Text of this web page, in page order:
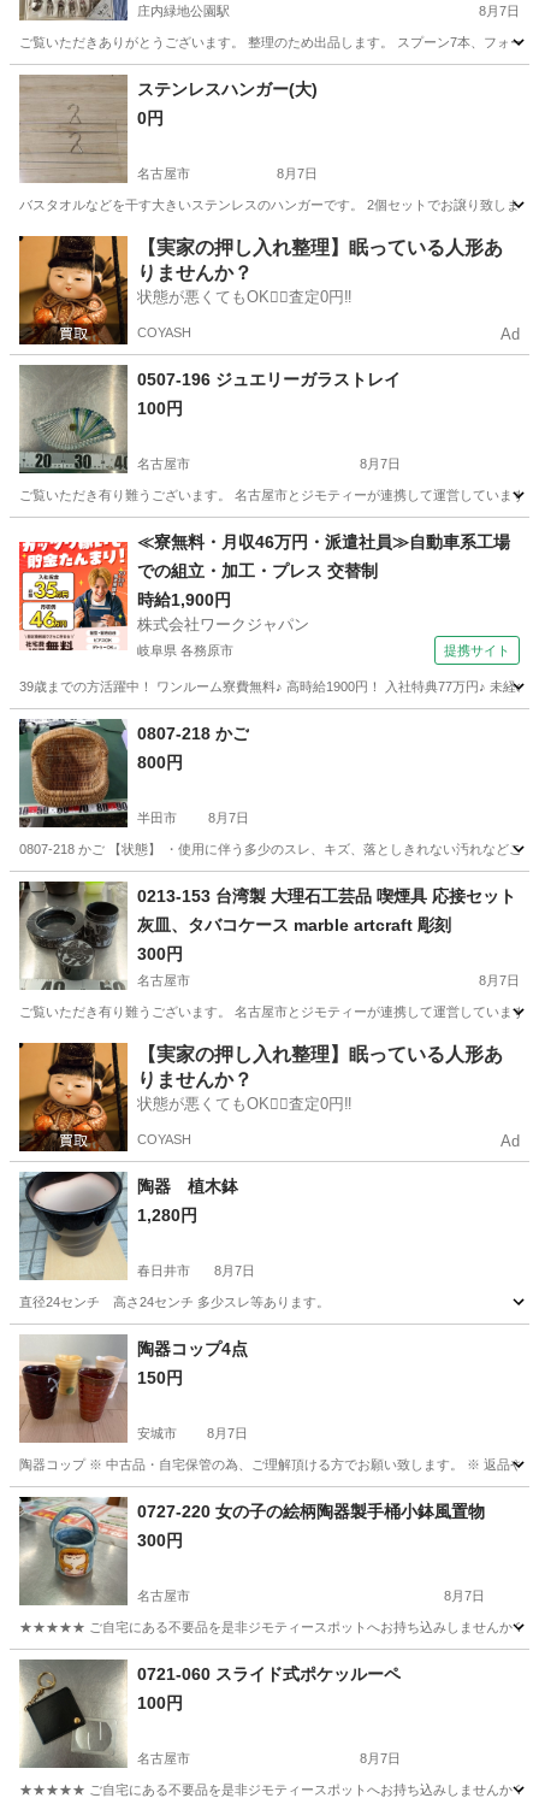
庄内緑地公園駅 8月7日
ご覧いただきありがとうございます。 整理のため出品します。 スプーン7本、フォー
愛知 名古屋市 食器
ステンレスハンガー(大)
0円
名古屋市 8月7日
バスタオルなどを干す大きいステンレスのハンガーです。 2個セットでお譲り致しま
愛知 名古屋市 洗濯用品
【実家の押し入れ整理】眠っている人形あ
りませんか？
状態が悪くてもOK🙆‍♀️査定0円‼️
COYASH Ad
0507-196 ジュエリーガラストレイ
100円
名古屋市 8月7日
ご覧いただき有り難うございます。 名古屋市とジモティーが連携して運営してい
食器 リユース
≪寮無料・月収46万円・派遣社員≫自動車系工場
での組立・加工・プレス 交替制
時給1,900円
株式会社ワークジャパン
岐阜県 各務原市 提携サイト
39歳までの方活躍中！ ワンルーム寮費無料♪ 高時給1900円！ 入社特典77万円♪ 未経
岐阜 各務原市 0807-218 かご
800円
半田市 8月7日
0807-218 かご 【状態】 ・使用に伴う多少のスレ、キズ、落としきれない汚れなど
愛知 半田市 現地
0213-153 台湾製 大理石工芸品 喫煙具 応接セット
灰皿、タバコケース marble artcraft 彫刻
300円
名古屋市 8月7日
ご覧いただき有り難うございます。 名古屋市とジモティーが連携して運営していま
愛知 名古屋市 生活雑貨
【実家の押し入れ整理】眠っている人形あ
りませんか？
状態が悪くてもOK🙆‍♀️査定0円‼️
COYASH Ad
陶器 植木鉢
1,280円
春日井市 8月7日
直径24センチ 高さ24センチ 多少スレ等あります。
愛知 春日井市 家庭用品
陶器コップ4点
150円
安城市 8月7日
陶器コップ ※ 中古品・自宅保管の為、ご理解頂ける方でお願い致します。 ※ 返品や
愛知 安城市
0727-220 女の子の絵柄陶器製手桶小鉢風置物
300円
名古屋市 8月7日
★★★★★ ご自宅にある不要品を是非ジモティースポットへお持ち込みしませんか？
愛知 名古屋市 手桶
0721-060 スライド式ポケッルーペ
100円
名古屋市 8月7日
★★★★★ ご自宅にある不要品を是非ジモティースポットへお持ち込みしませんか？